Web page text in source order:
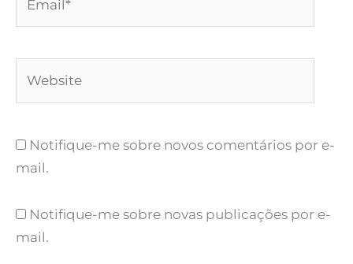
Notifique-me sobre novos comentários por e-
mail.
Notifique-me sobre novas publicações por e-
mail.